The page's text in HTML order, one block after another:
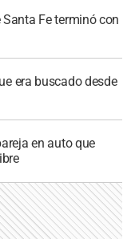
Fe terminó con
era buscado desde
en auto que